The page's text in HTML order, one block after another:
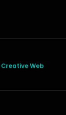
Creative Web